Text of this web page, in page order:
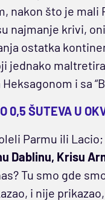
nakon što je mali
najmanje krivi,
ostatka
jednako
i sa
0,5 ŠUTEVA U
Parmu ili
Dablinu, Krisu
Tu smo gde
i nije